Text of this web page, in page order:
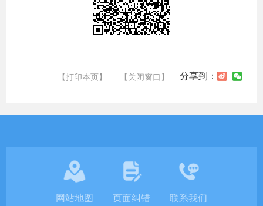
【打印本页】 【关闭窗口】 分享到：
网站地图 页面纠错 联系我们